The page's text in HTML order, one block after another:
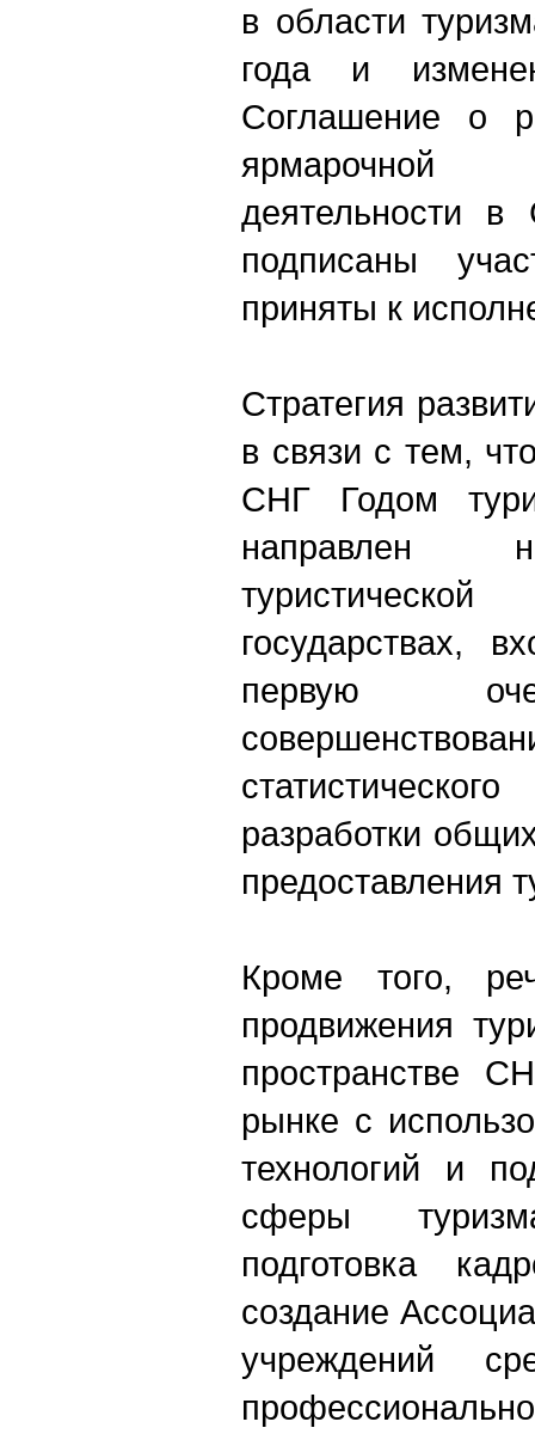
в области
года и
Соглашение о
деятельности
подписаны
приняты к
Стратегия
в связи с тем,
СНГ Годом
направлен
государствах,
первую
разработки
предоставления
Кроме того,
продвижения
пространстве
рынке с
технологий и
сферы
подготовка
создание
учреждений